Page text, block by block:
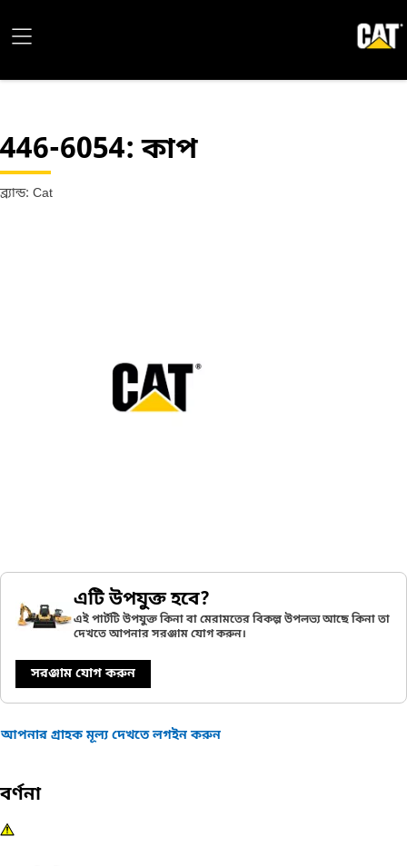
446-6054: কাপ
ব্র্যান্ড: Cat
এটি উপযুক্ত হবে?
এই পার্টটি উপযুক্ত কিনা বা মেরামতের বিকল্প উপলভ্য আছে কিনা তা
দেখতে আপনার সরঞ্জাম যোগ করুন।
সরঞ্জাম যোগ করুন
আপনার গ্রাহক মূল্য দেখতে লগইন করুন
বর্ণনা